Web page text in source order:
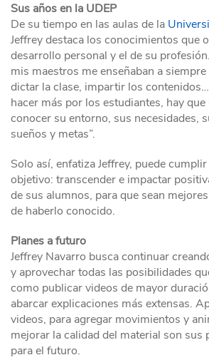
Sus años en la UDEP
De su tiempo en las aulas de la
Jeffrey destaca los conocimientos que
desarrollo personal y el de su
mis maestros me enseñaban a
dictar la clase, impartir los
hacer más por los estudiantes, hay
conocer su entorno, sus necesidades,
sueños y metas”.
Solo así, enfatiza Jeffrey, puede
objetivo: transcender e impactar
de sus alumnos, para que sean
de haberlo conocido.
Planes a futuro
Jeffrey Navarro busca continuar
y aprovechar todas las posibilidades
como publicar videos de mayor
abarcar explicaciones más extensas.
videos, para agregar movimientos y
mejorar la calidad del material son sus
para el futuro.